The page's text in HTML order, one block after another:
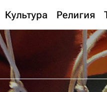
Культура Религия